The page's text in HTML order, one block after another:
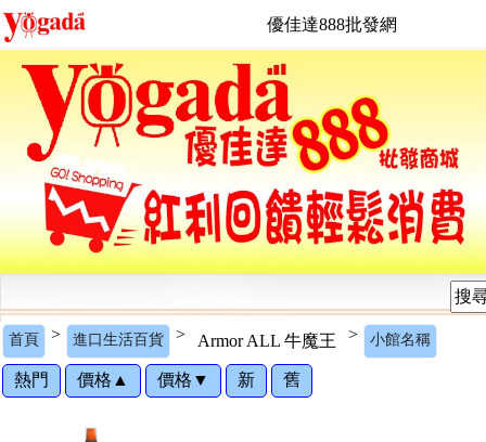
優佳達888批發網
首頁 > 進口生活百貨 > Armor ALL 牛魔王 > 小館名稱
熱門 價格▲ 價格▼ 新 舊